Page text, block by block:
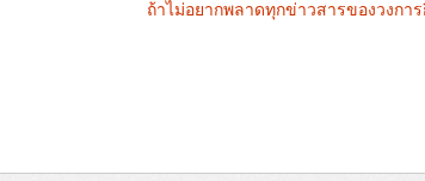
ถ้าไม่อยากพลาดทุกข่าวสารของวงกา